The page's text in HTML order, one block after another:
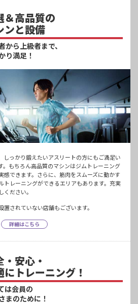
＆高品質の
ンと設備
から上級者まで、
り満足！
しっかり鍛えたいアスリートの方にもご満足い
。もちろん高品質のマシンはジムトレーニング
感できます。さらに、筋肉をスムーズに動かす
トレーニングができるエリアもあります。充実
ださい。
されていない店舗もございます。
詳細はこちら
・安心・
にトレーニング！
は会員の
まのために！